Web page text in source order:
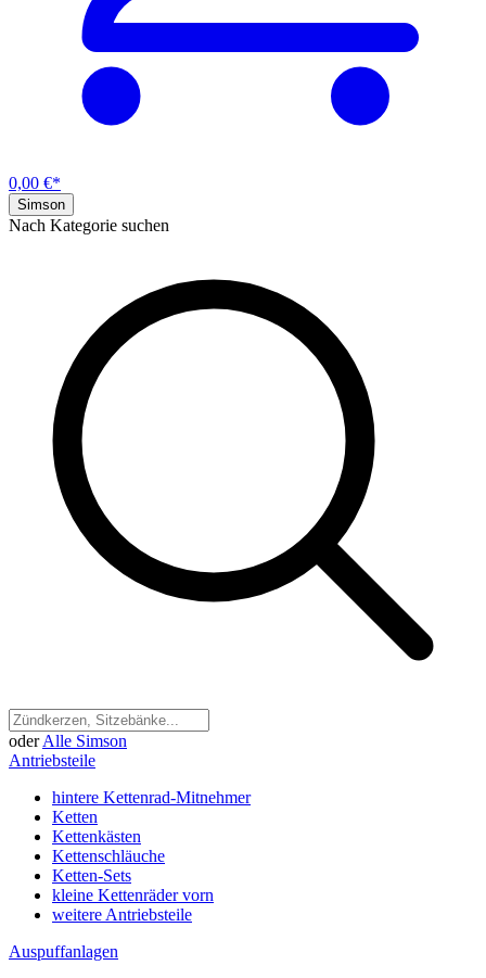
0,00 €*
Simson
Nach Kategorie suchen
oder Alle Simson
Antriebsteile
hintere Kettenrad-Mitnehmer
Ketten
Kettenkästen
Kettenschläuche
Ketten-Sets
kleine Kettenräder vorn
weitere Antriebsteile
Auspuffanlagen